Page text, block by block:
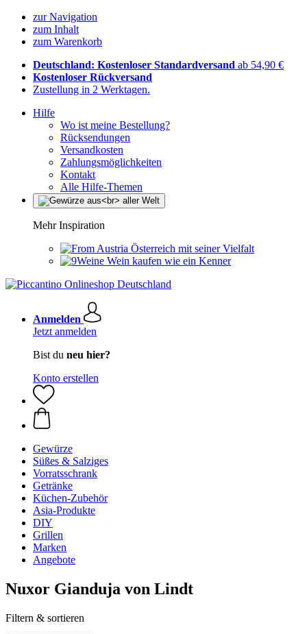
zur Navigation
zum Inhalt
zum Warenkorb
Deutschland: Kostenloser Standardversand ab 54,90 €
Kostenloser Rückversand
Zustellung in 2 Werktagen.
Hilfe
Wo ist meine Bestellung?
Rücksendungen
Versandkosten
Zahlungsmöglichkeiten
Kontakt
Alle Hilfe-Themen
Mehr Inspiration
Österreich mit seiner Vielfalt
Wein kaufen wie ein Kenner
Anmelden
Jetzt anmelden
Bist du neu hier?
Konto erstellen
Gewürze
Süßes & Salziges
Vorratsschrank
Getränke
Küchen-Zubehör
Asia-Produkte
DIY
Grillen
Marken
Angebote
Nuxor Gianduja von Lindt
Filtern & sortieren